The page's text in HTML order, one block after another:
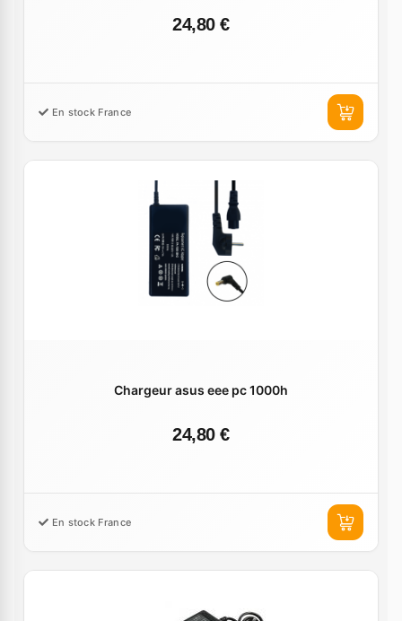
24,80 €
En stock France
Chargeur asus eee pc 1000h
24,80 €
En stock France